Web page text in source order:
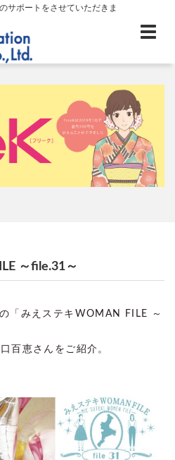
サポートをさせていただきま
～file.31～
「みえステキWOMAN FILE ～
百恵さんをご紹介。